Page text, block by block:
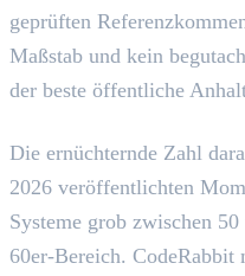
geprüften
Maßstab und kein
der beste öffentliche
Die ernüchternde Zahl
2026 veröffentlichten
Systeme grob zwischen
60er-Bereich. CodeRabbit